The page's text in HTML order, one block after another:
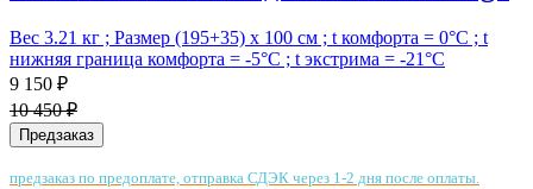
Вес 3.21 кг ; Размер (195+35) х 100 см ; t комфорта = 0°С ; t
нижняя граница комфорта = -5°С ; t экстрима = -21°С
9 150 ₽
10 450 ₽
Предзаказ
предзаказ по предоплате, отправка СДЭК через 1-2 дня после оплаты.